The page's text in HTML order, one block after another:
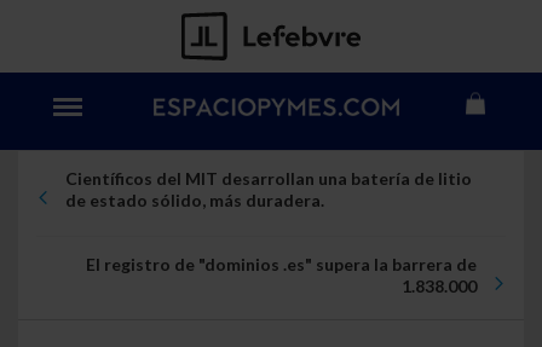
Científicos del MIT desarrollan una batería de litio
de estado sólido, más duradera.
El registro de "dominios .es" supera la barrera de
1.838.000